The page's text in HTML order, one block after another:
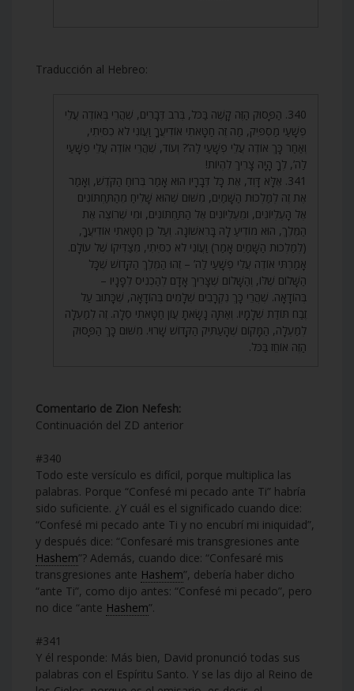
Traducción al Hebreo:
340. הַפָּסוּק הַזֶּה קָשֶׁה בַּכֹּל, בְּרֹב דְּבָרִים, שֶׁהֲרֵי בְּאוֹדֶה עֲלֵי
פְשָׁעַי מַסְפִּיק, מַה זֶּה חַטָּאתִי אוֹדִיעֲךָ וַעֲוֹנִי לֹא כִסִּיתִי,
וְאַחַר כָּךְ אוֹדֶה עֲלֵי פְשָׁעַי לַה’? וְעוֹד, שֶׁהֲרֵי אוֹדֶה עֲלֵי פְשָׁעַי
לַה’, לְךָ הָיָה צָרִיךְ לִהְיוֹת!
341. אֶלָּא דָּוִד, אֶת כָּל דְּבָרָיו הוּא אָמַר בְּרוּחַ הַקֹּדֶשׁ, וְאָמַר
אֶת זֶה לְמַלְכוּת הַשָּׁמַיִם, מִשּׁוּם שֶׁהוּא שָׁלִיחַ מֵהַתַּחְתּוֹנִים
אֶל הָעֶלְיוֹנִים, וּמֵעֶלְיוֹנִים אֶל הַתַּחְתּוֹנִים, וּמִי שֶׁרוֹצֶה אֶת
הַמֶּלֶךְ, הוּא מוֹדִיעַ לָהּ בָּרִאשׁוֹנָה. וְעַל כֵּן חַטָּאתִי אוֹדִיעֲךָ,
(לְמַלְכוּת הַשָּׁמַיִם אָמַר) וַעֲוֹנִי לֹא כִסִּיתִי, מִצַּדִּיקוֹ שֶׁל עוֹלָם.
אָמַרְתִּי אוֹדֶה עֲלֵי פְשָׁעַי לַה’ – זֶהוּ הַמֶּלֶךְ הַקָּדוֹשׁ שֶׁכָּל
הַשָּׁלוֹם שֶׁלּוֹ, וְהַשָּׁלוֹם שֶׁצָּרִיךְ אָדָם לְהַכְנִיס לְפָנָיו –
בְּהוֹדָאָה. שֶׁהֲרֵי כָּךְ נִקְרָבִים שְׁלָמִים בְּהוֹדָאָה, שֶׁכָּתוּב עַל
זֶבַח תּוֹדַת שְׁלָמָיו. וְאַתָּה נָשָׂאתָ עֲוֹן חַטָּאתִי סֶלָה. זֶה לְמַעְלָה
לְמַעְלָה, הַמָּקוֹם שֶׁהָעַתִּיק הַקָּדוֹשׁ שָׁרוּי. מִשּׁוּם כָּךְ הַפָּסוּק
הַזֶּה אוֹחֵז בַּכֹּל.
Comentario de Zion Nefesh:
Continuación del ZD anterior
#340
Todo este versículo es difícil, porque multiplica las
palabras. Porque “Confesé mi pecado ante Ti” habría
sido suficiente. ¿Y cuál es el significado cuando dice:
“Confesé mi pecado ante Ti y no encubrí mi iniquidad”,
y después dice: “Confesaré mis transgresiones ante
Hashem”? Además, cuando dice: “Confesaré mis
transgresiones ante Hashem”, debería haber dicho
“ante Ti”, como dijo antes: “Confesé mi pecado”, pero
no dice “ante Hashem”.
#341
Y él responde: Más bien, David pronunció todas sus
palabras con el Espíritu Santo. Y se las dijo al Reino de